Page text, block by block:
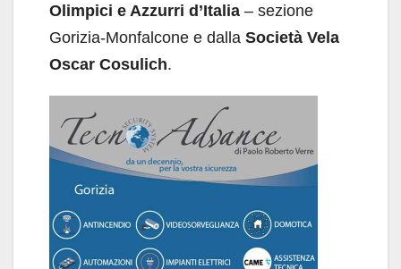
Olimpici e Azzurri d’Italia – sezione
Gorizia-Monfalcone e dalla Società Vela
Oscar Cosulich.